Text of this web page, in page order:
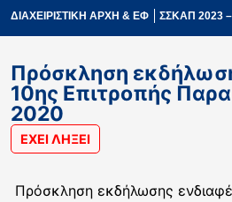
ΔΙΑΧΕΙΡΙΣΤΙΚΗ ΑΡΧΗ & ΕΦ ΣΣΚΑΠ 2023
Πρόσκληση
10ης Επιτροπής
2020
ΕΧΕΙ ΛΗΞΕΙ
Πρόσκληση εκδήλωσης